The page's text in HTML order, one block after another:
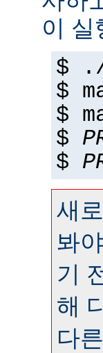
이 실
$
$
$
$
$
새
봐
기
해
다